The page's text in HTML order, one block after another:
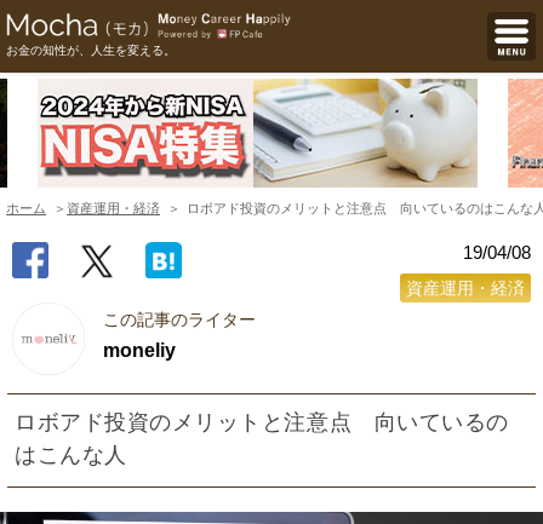
お金の知性が、人生を変える。
ホーム 資産運用・経済 ロボアド投資のメリットと注意点 向いているのはこんな
19/04/08
資産運用・経済
この記事のライター
moneliy
ロボアド投資のメリットと注意点 向いているの
はこんな人